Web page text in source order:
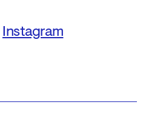
Instagram